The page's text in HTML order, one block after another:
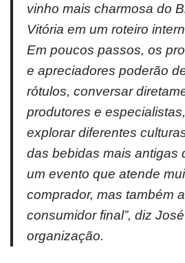
vinho mais charmosa do
Vitória em um roteiro
Em poucos passos, os
e apreciadores poderão
rótulos, conversar
produtores e
explorar diferentes
das bebidas mais antigas
um evento que atende
comprador, mas também
consumidor final”, diz
organização.